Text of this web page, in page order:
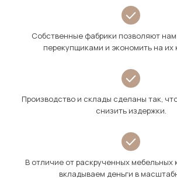
Собственные фабрики позволяют нам
перекупщиками и экономить на их
Производство и склады сделаны так,
снизить издержки.
В отличие от раскрученных
вкладываем деньги в